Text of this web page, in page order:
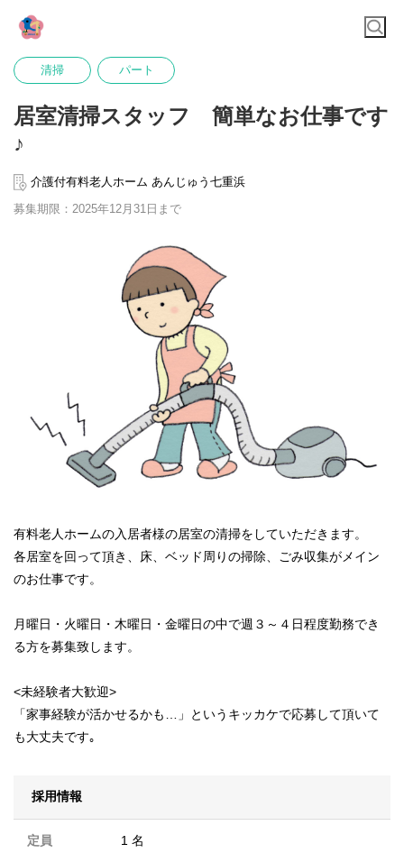
清掃 パート
居室清掃スタッフ 簡単なお仕事です
♪
介護付有料老人ホーム あんじゅう七重浜
募集期限：2025年12月31日まで
有料老人ホームの入居者様の居室の清掃をしていただきます。
各居室を回って頂き、床、ベッド周りの掃除、ごみ収集がメイン
のお仕事です。
月曜日・火曜日・木曜日・金曜日の中で週３～４日程度勤務でき
る方を募集致します。
<未経験者大歓迎>
「家事経験が活かせるかも…」というキッカケで応募して頂いて
も大丈夫です｡
採用情報
定員 1 名